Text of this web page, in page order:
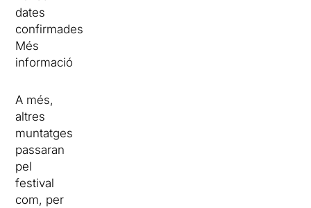
dates
confirmades
Més
informació
A més,
altres
muntatges
passaran
pel
festival
com, per